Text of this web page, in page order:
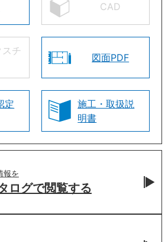
CAD
チ
図面PDF
定
施工・取扱説
明書
報を
ログで閲覧する